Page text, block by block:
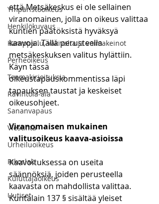
Ympäristöoikeus
Henkilökuvaus
Kamppailu, väkivalta ja voimakeinot
Perheoikeus
Teemakirjoituksia
Ravintola-ala
Sananvapaus
Viestintä
Urheiluoikeus
Rikoslaki
Kuluttajaoikeus
Uutiset
että Metsäkeskus ei ole sellainen
viranomainen, jolla on oikeus valittaa
kuntien päätöksistä hyväksyä
kaavoja. Tällä perusteella
metsäkeskuksen valitus hylättiin.
Käyn tässä
oikeustapauskommentissa läpi
tapauksen taustat ja keskeiset
oikeusohjeet.
Viranomaisen mukainen
valitusoikeus kaava-asioissa
Kaavoituksessa on useita
säännöksiä, joiden perusteella
kaavasta on mahdollista valittaa.
Kuntalain 137 § sisältää yleiset